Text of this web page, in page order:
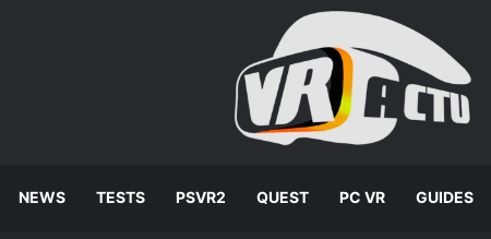
NEWS TESTS PSVR2 QUEST PC VR GUIDES